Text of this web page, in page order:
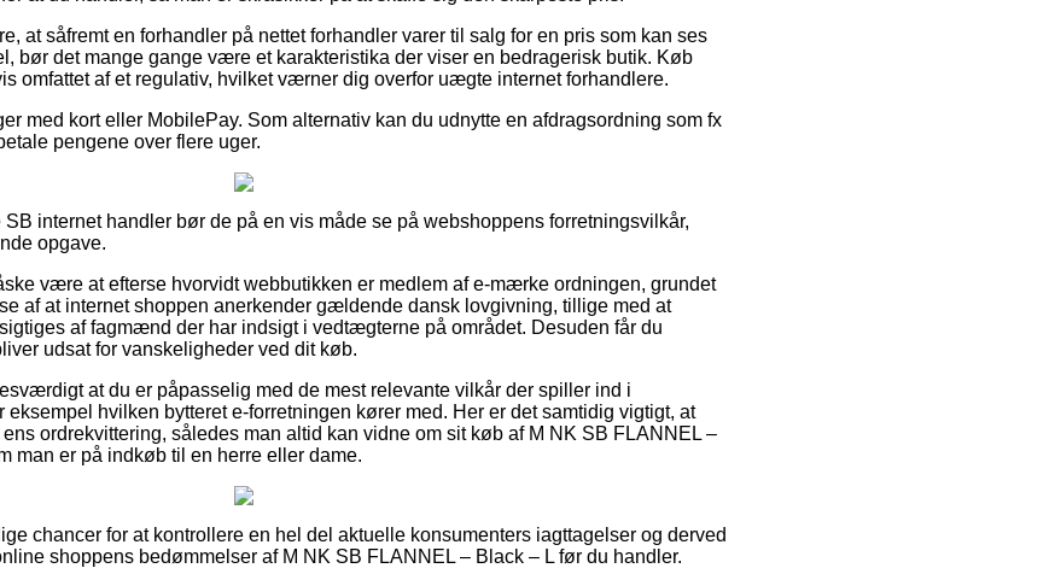
at såfremt en forhandler på nettet forhandler varer til salg for en pris som kan ses
bør det mange gange være et karakteristika der viser en bedragerisk butik. Køb
omfattet af et regulativ, hvilket værner dig overfor uægte internet forhandlere.
med kort eller MobilePay. Som alternativ kan du udnytte en afdragsordning som fx
pengene over flere uger.
internet handler bør de på en vis måde se på webshoppens forretningsvilkår,
opgave.
være at efterse hvorvidt webbutikken er medlem af e-mærke ordningen, grundet
af at internet shoppen anerkender gældende dansk lovgivning, tillige med at
af fagmænd der har indsigt i vedtægterne på området. Desuden får du
udsat for vanskeligheder ved dit køb.
at du er påpasselig med de mest relevante vilkår der spiller ind i
hvilken bytteret e-forretningen kører med. Her er det samtidig vigtigt, at
ordrekvittering, således man altid kan vidne om sit køb af M NK SB FLANNEL –
man er på indkøb til en herre eller dame.
chancer for at kontrollere en hel del aktuelle konsumenters iagttagelser og derved
shoppens bedømmelser af M NK SB FLANNEL – Black – L før du handler.